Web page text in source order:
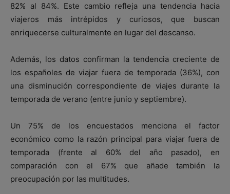
82% al 84%. Este cambio refleja una tendencia hacia
viajeros más intrépidos y curiosos, que buscan
enriquecerse culturalmente en lugar del descanso.
Además, los datos confirman la tendencia creciente de
los españoles de viajar fuera de temporada (36%), con
una disminución correspondiente de viajes durante la
temporada de verano (entre junio y septiembre).
Un 75% de los encuestados menciona el factor
económico como la razón principal para viajar fuera de
temporada (frente al 60% del año pasado), en
comparación con el 67% que añade también la
preocupación por las multitudes.